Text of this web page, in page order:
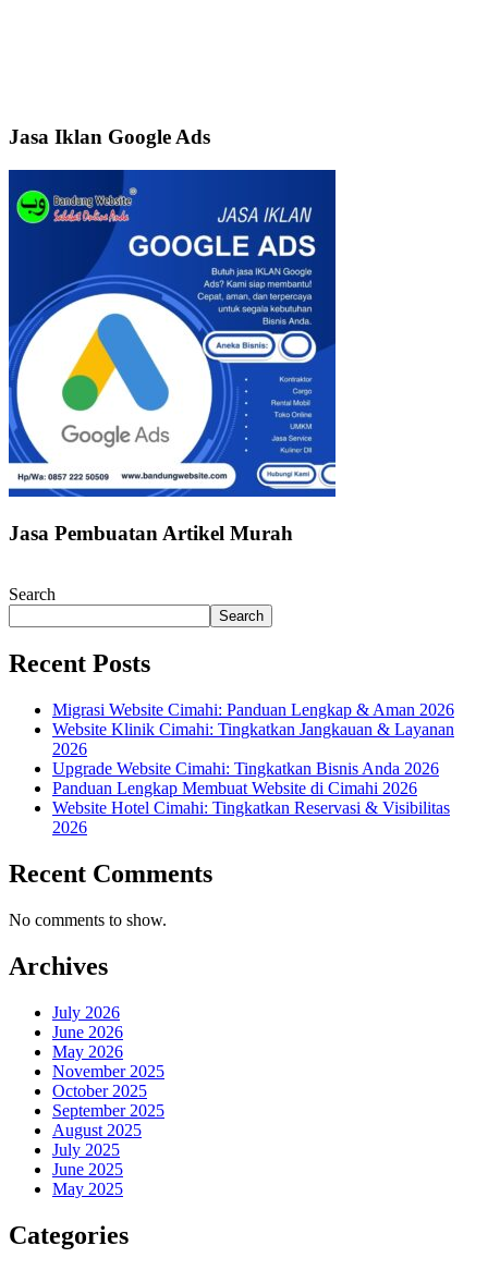
Jasa Iklan Google Ads
Jasa Pembuatan Artikel Murah
Search
Search
Recent Posts
Migrasi Website Cimahi: Panduan Lengkap & Aman 2026
Website Klinik Cimahi: Tingkatkan Jangkauan & Layanan
2026
Upgrade Website Cimahi: Tingkatkan Bisnis Anda 2026
Panduan Lengkap Membuat Website di Cimahi 2026
Website Hotel Cimahi: Tingkatkan Reservasi & Visibilitas
2026
Recent Comments
No comments to show.
Archives
July 2026
June 2026
May 2026
November 2025
October 2025
September 2025
August 2025
July 2025
June 2025
May 2025
Categories